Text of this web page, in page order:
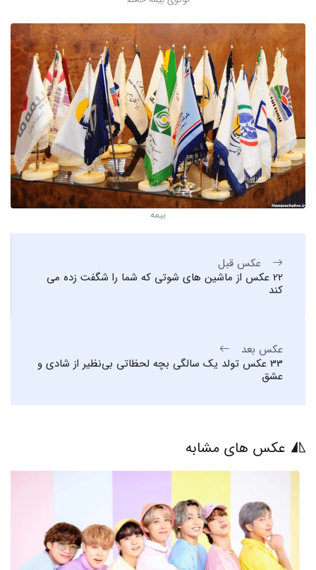
بیمه
عکس قبل
22 عکس از ماشین های شوتی که شما را شگفت زده می
کند
عکس بعد
33 عکس تولد یک سالگی بچه لحظاتی بی‌نظیر از شادی و
عشق
عکس های مشابه